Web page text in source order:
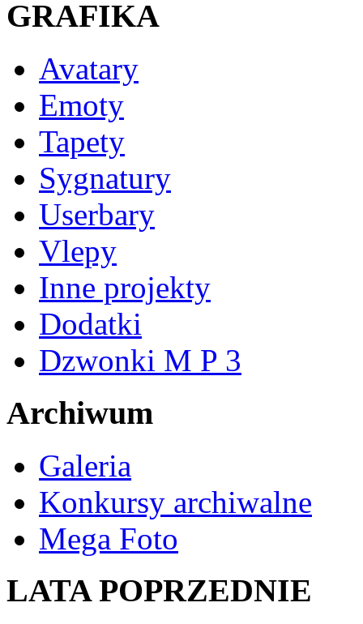
GRAFIKA
Avatary
Emoty
Tapety
Sygnatury
Userbary
Vlepy
Inne projekty
Dodatki
Dzwonki M P 3
Archiwum
Galeria
Konkursy archiwalne
Mega Foto
LATA POPRZEDNIE